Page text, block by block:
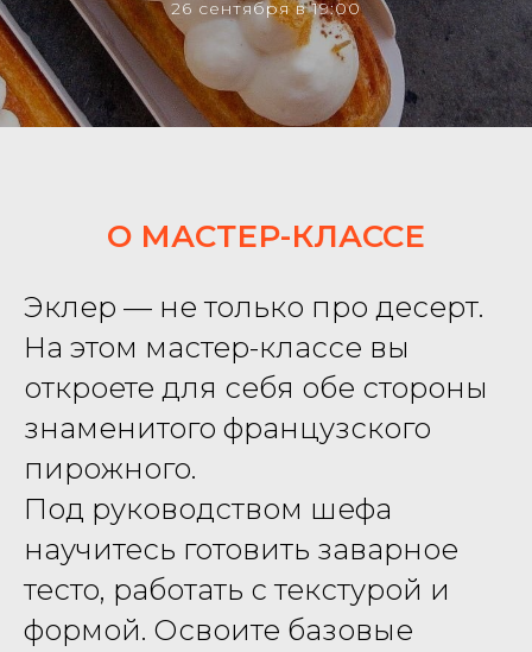
26 сентября в 19:00
О МАСТЕР-КЛАССЕ
Эклер — не только про десерт.
На этом мастер-классе вы
откроете для себя обе стороны
знаменитого французского
пирожного.
Под руководством шефа
научитесь готовить заварное
тесто, работать с текстурой и
формой. Освоите базовые